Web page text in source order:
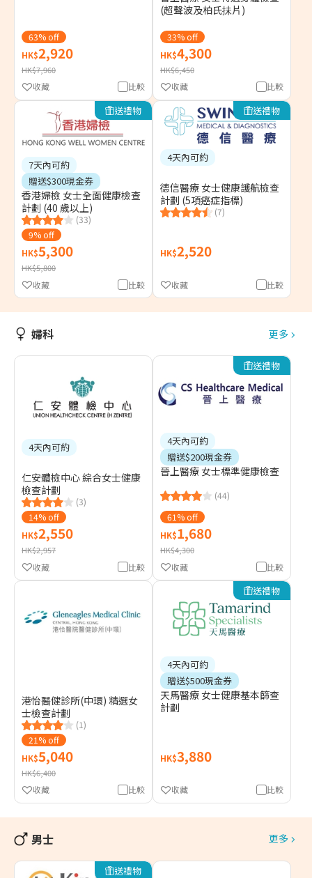
63% off
HK$2,920
HK$7,960
比較
收藏
(超聲波及柏氏抺片)
33% off
HK$4,300
HK$6,450
比較
收藏
送禮物
7天內可約
贈送$300現金券
香港婦檢 女士全面健康檢查
計劃 (40 歲以上)
(33)
9% off
HK$5,300
HK$5,800
比較
收藏
送禮物
4天內可約
德信醫療 女士健康護航檢查
計劃 (5項癌症指標)
(7)
HK$2,520
比較
收藏
婦科 更多
4天內可約
仁安體檢中心 綜合女士健康
檢查計劃
(3)
14% off
HK$2,550
HK$2,957
比較
收藏
送禮物
4天內可約
贈送$200現金券
晉上醫療 女士標準健康檢查
(44)
61% off
HK$1,680
HK$4,300
比較
收藏
港怡醫健診所(中環) 精選女
士檢查計劃
(1)
21% off
HK$5,040
HK$6,400
比較
收藏
送禮物
4天內可約
贈送$500現金券
天馬醫療 女士健康基本篩查
計劃
HK$3,880
比較
收藏
男士 更多
送禮物